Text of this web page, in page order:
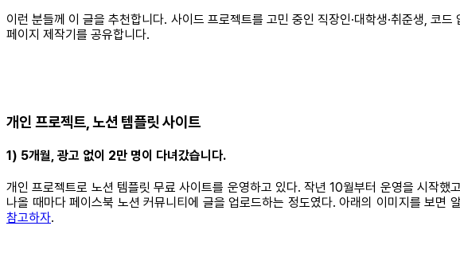
이런 분들께 이 글을 추천합니다. 사이드 프로젝트를 고민 중인 직장인·대학생·취준생, 코
페이지 제작기를 공유합니다.
개인 프로젝트, 노션 템플릿 사이트
1) 5개월, 광고 없이 2만 명이 다녀갔습니다.
개인 프로젝트로 노션 템플릿 무료 사이트를 운영하고 있다. 작년 10월부터 운영을 시작
나올 때마다 페이스북 노션 커뮤니티에 글을 업로드하는 정도였다. 아래의 이미지를 보
참고하자.